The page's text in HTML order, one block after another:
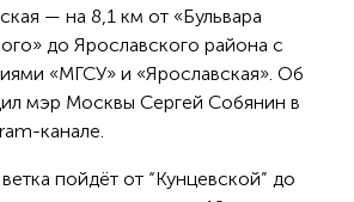
— на 8,1 км от «Бульвара
до Ярославского района с
«МГСУ» и «Ярославская». Об
мэр Москвы Сергей Собянин в
канале.
пойдёт от “Кунцевской” до